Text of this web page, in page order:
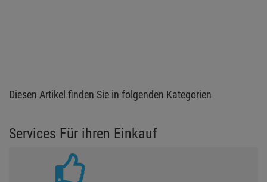
Diesen Artikel finden Sie in folgenden Kategorien
Services Für ihren Einkauf